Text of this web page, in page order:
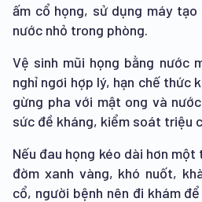
ấm cổ họng, sử dụng máy
nước nhỏ trong phòng.
Vệ sinh mũi họng bằng nước
nghỉ ngơi hợp lý, hạn chế thức
gừng pha với mật ong và
sức đề kháng, kiểm soát triệu
Nếu đau họng kéo dài hơn
đờm xanh vàng, khó nuốt,
cổ, người bệnh nên đi khám